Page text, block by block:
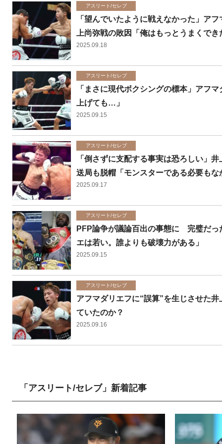
アスリート/セレブ
「望んでいたように戦えなかった」ア
上尚弥戦の敗因「俺はもっとうまくでき
2025.09.18
アスリート/セレブ
「まさに現代ボクシングの標本」アフ
上げても…」
2025.09.15
アスリート/セレブ
「倒さずに支配する事実は恐ろしい」
送局も脱帽「モンスターである必要もな
2025.09.17
アスリート/セレブ
PFP論争が議論百出の事態に 完璧だっ
エは若い。誰よりも破壊力がある」
2025.09.15
アスリート/セレブ
アフマダリエフに“誤算”を生じさせた
ていたのか？
2025.09.16
「アスリート/セレブ」新着記事